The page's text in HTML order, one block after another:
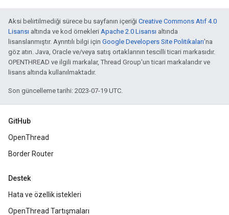
Aksi belirtilmediği sürece bu sayfanın içeriği Creative Commons Atıf 4.0
Lisansı altında ve kod örnekleri Apache 2.0 Lisansı altında
lisanslanmıştır. Ayrıntılı bilgi için Google Developers Site Politikaları'na
göz atın. Java, Oracle ve/veya satış ortaklarının tescilli ticari markasıdır.
OPENTHREAD ve ilgili markalar, Thread Group'un ticari markalarıdır ve
lisans altında kullanılmaktadır.
Son güncelleme tarihi: 2023-07-19 UTC.
GitHub
OpenThread
Border Router
Destek
Hata ve özellik istekleri
OpenThread Tartışmaları